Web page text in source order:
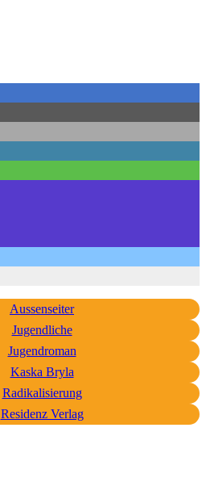
Aussenseiter
Jugendliche
Jugendroman
Kaska Bryla
Radikalisierung
Residenz Verlag